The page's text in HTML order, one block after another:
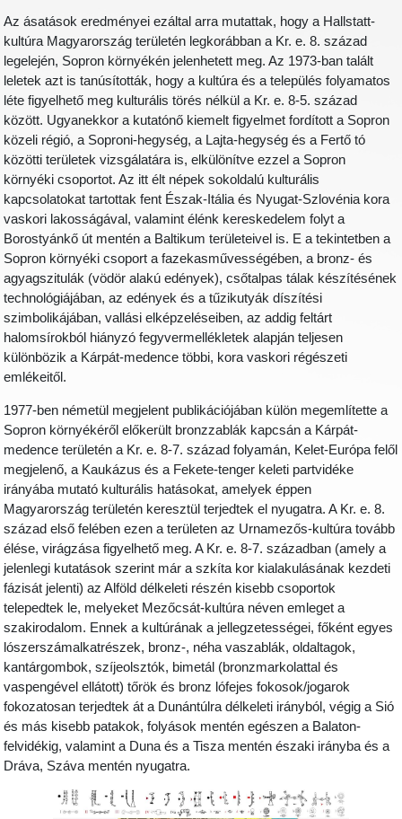
Az ásatások eredményei ezáltal arra mutattak, hogy a Hallstatt-
kultúra Magyarország területén legkorábban a Kr. e. 8. század
legelején, Sopron környékén jelenhetett meg. Az 1973-ban talált
leletek azt is tanúsították, hogy a kultúra és a település folyamatos
léte figyelhető meg kulturális törés nélkül a Kr. e. 8-5. század
között. Ugyanekkor a kutatónő kiemelt figyelmet fordított a Sopron
közeli régió, a Soproni-hegység, a Lajta-hegység és a Fertő tó
közötti területek vizsgálatára is, elkülönítve ezzel a Sopron
környéki csoportot. Az itt élt népek sokoldalú kulturális
kapcsolatokat tartottak fent Észak-Itália és Nyugat-Szlovénia kora
vaskori lakosságával, valamint élénk kereskedelem folyt a
Borostyánkő út mentén a Baltikum területeivel is. E a tekintetben a
Sopron környéki csoport a fazekasművességében, a bronz- és
agyagszitulák (vödör alakú edények), csőtalpas tálak készítésének
technológiájában, az edények és a tűzikutyák díszítési
szimbolikájában, vallási elképzeléseiben, az addig feltárt
halomsírokból hiányzó fegyvermellékletek alapján teljesen
különbözik a Kárpát-medence többi, kora vaskori régészeti
emlékeitől.
1977-ben németül megjelent publikációjában külön megemlítette a
Sopron környékéről előkerült bronzzablák kapcsán a Kárpát-
medence területén a Kr. e. 8-7. század folyamán, Kelet-Európa felől
megjelenő, a Kaukázus és a Fekete-tenger keleti partvidéke
irányába mutató kulturális hatásokat, amelyek éppen
Magyarország területén keresztül terjedtek el nyugatra. A Kr. e. 8.
század első felében ezen a területen az Urnamezős-kultúra tovább
élése, virágzása figyelhető meg. A Kr. e. 8-7. században (amely a
jelenlegi kutatások szerint már a szkíta kor kialakulásának kezdeti
fázisát jelenti) az Alföld délkeleti részén kisebb csoportok
telepedtek le, melyeket Mezőcsát-kultúra néven emleget a
szakirodalom. Ennek a kultúrának a jellegzetességei, főként egyes
lószerszámalkatrészek, bronz-, néha vaszablák, oldaltagok,
kantárgombok, szíjeolsztók, bimetál (bronzmarkolattal és
vaspengével ellátott) tőrök és bronz lófejes fokosok/jogarok
fokozatosan terjedtek át a Dunántúlra délkeleti irányból, végig a Sió
és más kisebb patakok, folyások mentén egészen a Balaton-
felvidékig, valamint a Duna és a Tisza mentén északi irányba és a
Dráva, Száva mentén nyugatra.